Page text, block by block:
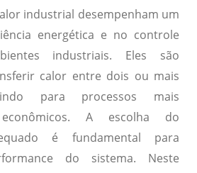
industrial desempenham um
energética e no controle
industriais. Eles são
calor entre dois ou mais
para processos mais
A escolha do
é fundamental para
do sistema. Neste